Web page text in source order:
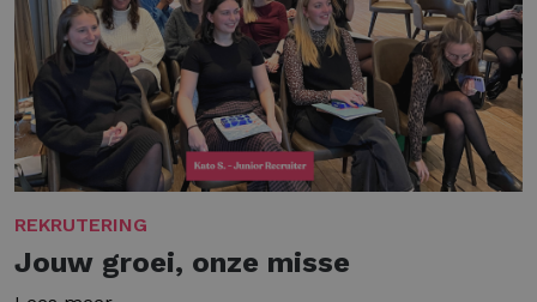
REKRUTERING
Jouw groei, onze misse